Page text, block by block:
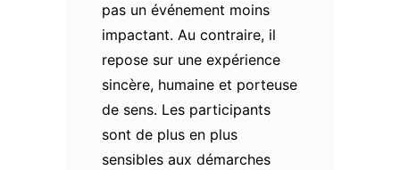
pas un événement moins
impactant. Au contraire, il
repose sur une expérience
sincère, humaine et porteuse
de sens. Les participants
sont de plus en plus
sensibles aux démarches